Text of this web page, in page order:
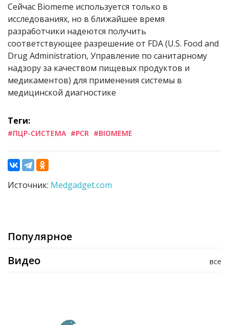
Сейчас Biomeme используется только в
исследованиях, но в ближайшее время
разработчики надеются получить
соответствующее разрешение от FDA (U.S. Food and
Drug Administration, Управление по санитарному
надзору за качеством пищевых продуктов и
медикаментов) для применения системы в
медицинской диагностике
Теги:
#ПЦР-СИСТЕМА #PCR #BIOMEME
Источник: Medgadget.com
Популярное
все
Видео